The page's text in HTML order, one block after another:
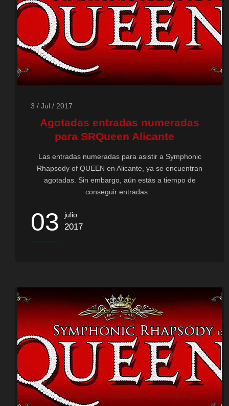
3 / Jul / 2017
Agotadas entradas numeradas
para SRQueen Alicante
Las entradas numeradas para asistir a Symphonic
Rhapsody of QUEEN en Alicante, ya se encuentran
agotadas. Sin embargo, aún estás a tiempo de
conseguir entradas...
03 julio
2017